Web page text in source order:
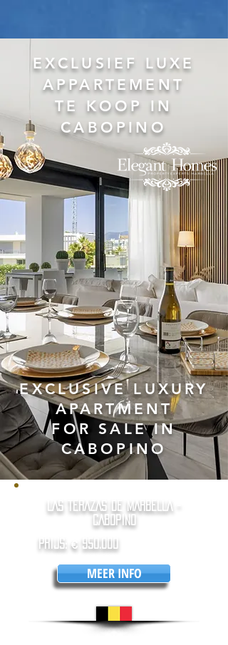
EXCLUSIEF LUXE
APPARTEMENT
TE KOOP IN
CABOPINO
EXCLUSIVE LUXURY
APARTMENT
FOR SALE IN
CABOPINO
LAS TERAZAS DE MARBELLA -
CABOPINO
PrijS: € 950.000
MEER INFO